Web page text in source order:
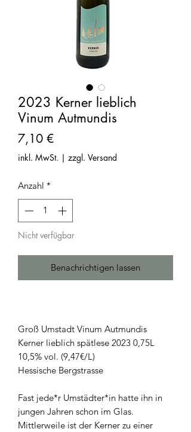
2023 Kerner lieblich
Vinum Autmundis
7,10 €Preis
inkl. MwSt. | zzgl. Versand
Anzahl *
Nicht verfügbar
Benachrichtigen lassen
Groß Umstadt Vinum Autmundis
Kerner lieblich spätlese 2023 0,75L
10,5% vol. (9,47€/L)
Hessische Bergstrasse
Fast jede*r Umstädter*in hatte ihn in
jungen Jahren schon im Glas.
Mittlerweile ist der Kerner zu einer